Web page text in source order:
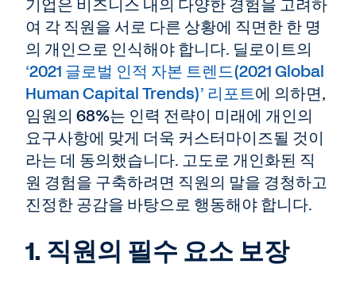
기업은 비즈니스 내의 다양한 경험을 고려하
여 각 직원을 서로 다른 상황에 직면한 한 명
의 개인으로 인식해야 합니다. 딜로이트의
‘2021 글로벌 인적 자본 트렌드(2021 Global
Human Capital Trends)’ 리포트에 의하면,
임원의 68%는 인력 전략이 미래에 개인의
요구사항에 맞게 더욱 커스터마이즈될 것이
라는 데 동의했습니다. 고도로 개인화된 직
원 경험을 구축하려면 직원의 말을 경청하고
진정한 공감을 바탕으로 행동해야 합니다.
1. 직원의 필수 요소 보장